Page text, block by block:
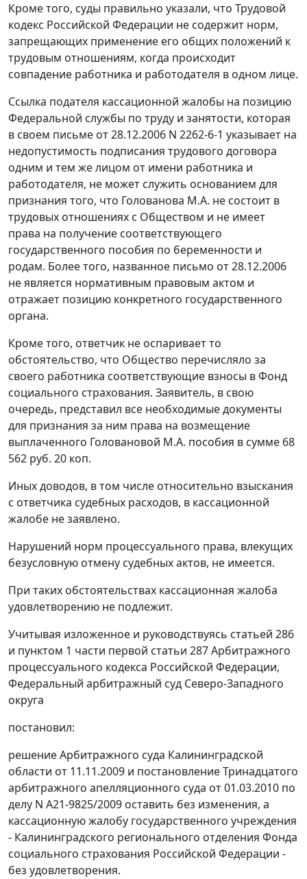
Кроме того, суды правильно указали, что Трудовой
кодекс Российской Федерации не содержит норм,
запрещающих применение его общих положений к
трудовым отношениям, когда происходит
совпадение работника и работодателя в одном лице.
Ссылка подателя кассационной жалобы на позицию
Федеральной службы по труду и занятости, которая
в своем письме от 28.12.2006 N 2262-6-1 указывает на
недопустимость подписания трудового договора
одним и тем же лицом от имени работника и
работодателя, не может служить основанием для
признания того, что Голованова М.А. не состоит в
трудовых отношениях с Обществом и не имеет
права на получение соответствующего
государственного пособия по беременности и
родам. Более того, названное письмо от 28.12.2006
не является нормативным правовым актом и
отражает позицию конкретного государственного
органа.
Кроме того, ответчик не оспаривает то
обстоятельство, что Общество перечисляло за
своего работника соответствующие взносы в Фонд
социального страхования. Заявитель, в свою
очередь, представил все необходимые документы
для признания за ним права на возмещение
выплаченного Головановой М.А. пособия в сумме 68
562 руб. 20 коп.
Иных доводов, в том числе относительно взыскания
с ответчика судебных расходов, в кассационной
жалобе не заявлено.
Нарушений норм процессуального права, влекущих
безусловную отмену судебных актов, не имеется.
При таких обстоятельствах кассационная жалоба
удовлетворению не подлежит.
Учитывая изложенное и руководствуясь статьей 286
и пунктом 1 части первой статьи 287Арбитражного
процессуального кодекса Российской Федерации,
Федеральный арбитражный суд Северо-Западного
округа
постановил:
решение Арбитражного суда Калининградской
области от 11.11.2009 и постановление Тринадцатого
арбитражного апелляционного суда от 01.03.2010 по
делу N А21-9825/2009 оставить без изменения, а
кассационную жалобу государственного учреждения
- Калининградского регионального отделения Фонда
социального страхования Российской Федерации -
без удовлетворения.